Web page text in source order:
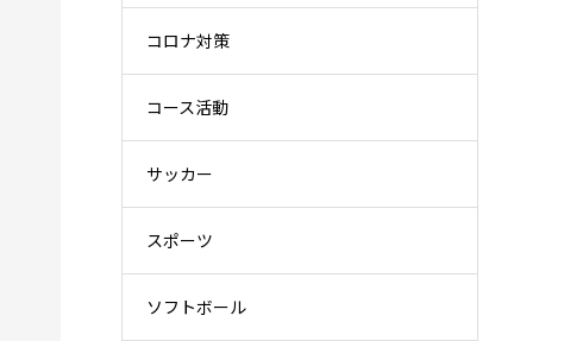
コロナ対策
コース活動
サッカー
スポーツ
ソフトボール